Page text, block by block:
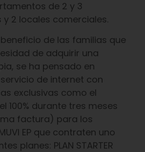
de 2 y 3
2 locales comerciales.
de las familias que
de adquirir una
se ha pensado en
de internet con
exclusivas como el
100% durante tres meses
factura) para los
EP que contraten uno
planes: PLAN STARTER